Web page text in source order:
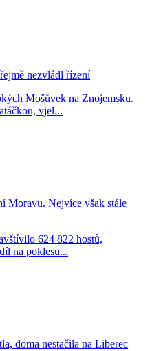
nezvládl řízení
Mošůvek na Znojemsku.
vjel...
Moravu. Nejvíce však stále
624 822 hostů,
na poklesu...
doma nestačila na Liberec